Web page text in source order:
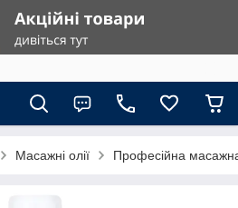
Масажні олії Професійна